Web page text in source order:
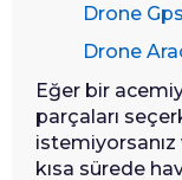
Drone
Drone
Eğer bir
parçaları
istemiyorsanız
kısa sürede